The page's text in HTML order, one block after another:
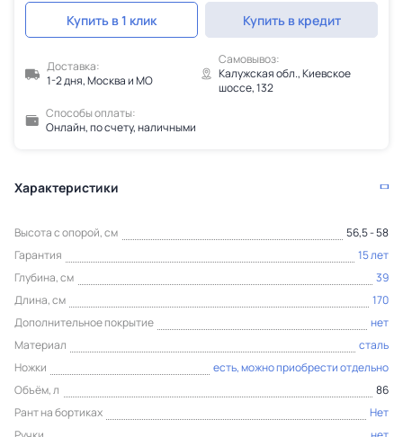
Купить в 1 клик Купить в кредит
Доставка:
1-2 дня, Москва и МО
Самовывоз:
Калужская обл., Киевское
шоссе, 132
Способы оплаты:
Онлайн, по счету, наличными
Характеристики
Высота с опорой, см
56,5 - 58
Гарантия
15 лет
Глубина, см
39
Длина, см
170
Дополнительное покрытие
нет
Материал
сталь
Ножки
есть, можно приобрести отдельно
Объём, л
86
Рант на бортиках
Нет